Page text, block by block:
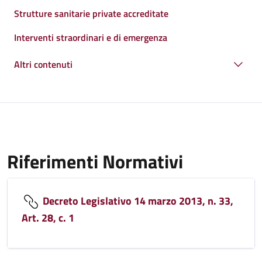
Strutture sanitarie private accreditate
Interventi straordinari e di emergenza
Altri contenuti
Riferimenti Normativi
Decreto Legislativo 14 marzo 2013, n. 33,
Art. 28, c. 1